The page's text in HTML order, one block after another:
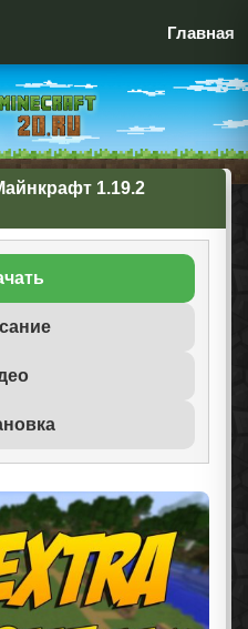
Главная
1.19.2